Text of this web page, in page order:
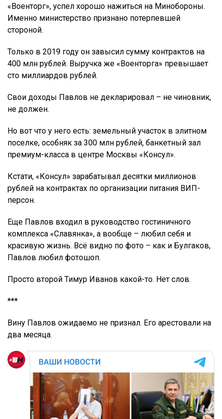
«Военторг», успел хорошо нажиться на Минобороны.
Именно министерство признано потерпевшей
стороной.
Только в 2019 году он завысил сумму контрактов на
400 млн рублей. Выручка же «Военторга» превышает
сто миллиардов рублей.
Свои доходы Павлов не декларировал – не чиновник,
не должен.
Но вот что у него есть: земельный участок в элитном
поселке, особняк за 300 млн рублей, банкетный зал
премиум-класса в центре Москвы «Консул».
Кстати, «Консул» зарабатывал десятки миллионов
рублей на контрактах по организации питания ВИП-
персон.
Еще Павлов входил в руководство гостиничного
комплекса «Славянка», а вообще – любил себя и
красивую жизнь. Всё видно по фото – как и Булгаков,
Павлов любил фотошоп.
Просто второй Тимур Иванов какой-то. Нет слов.
***
Вину Павлов ожидаемо не признал. Его арестовали на
два месяца.